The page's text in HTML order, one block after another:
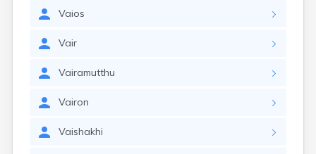
Vaios
Vair
Vairamutthu
Vairon
Vaishakhi